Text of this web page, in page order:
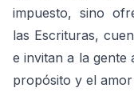
impuesto, sino
las Escrituras,
e invitan a la
propósito y el